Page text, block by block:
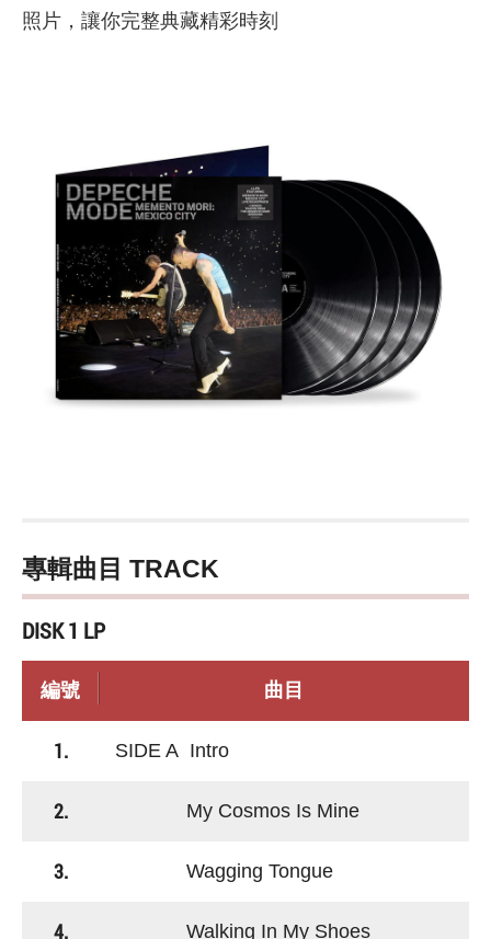
照片，讓你完整典藏精彩時刻
專輯曲目 TRACK
DISK 1 LP
編號 曲目
1. SIDE A Intro
2. My Cosmos Is Mine
3. Wagging Tongue
4. Walking In My Shoes